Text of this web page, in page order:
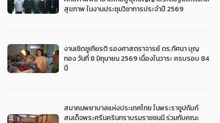
สุขภาพ ในงานประชุมวิชาการประจำปี 2569
งานเชิดชูเกียรติ รองศาสตราจารย์ ดร.ทัศนา บุญ
ทอง วันที่ 8 มิถุนายน 2569 เนื่องในวาระ ครบรอบ 84
ปี
สมาคมพยาบาลแห่งประเทศไทย ในพระราชูปถัมภ์
สมเด็จพระศรีนครินทราบรมราชชนนี ร่วมกับคณะ